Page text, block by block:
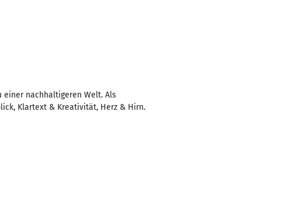
einer nachhaltigeren Welt. Als
Klartext & Kreativität, Herz & Hirn.